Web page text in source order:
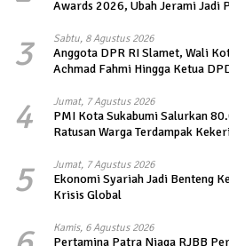
Awards 2026, Ubah Jerami Jadi
3 Sabtu, 8 Agustus 2026
Anggota DPR RI Slamet, Wali
Achmad Fahmi Hingga Ketua
4 Jumat, 7 Agustus 2026
PMI Kota Sukabumi Salurkan
Ratusan Warga Terdampak
5 Jumat, 7 Agustus 2026
Ekonomi Syariah Jadi Benteng
Krisis Global
Kamis, 6 Agustus 2026
Pertamina Patra Niaga RJBB